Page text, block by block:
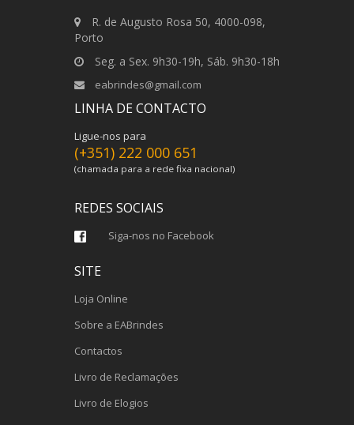
R. de Augusto Rosa 50, 4000-098,
Porto
Seg. a Sex. 9h30-19h, Sáb. 9h30-18h
eabrindes@gmail.com
LINHA DE CONTACTO
Ligue-nos para
(+351) 222 000 651
(chamada para a rede fixa nacional)
REDES SOCIAIS
Siga-nos no Facebook
SITE
Loja Online
Sobre a EABrindes
Contactos
Livro de Reclamações
Livro de Elogios